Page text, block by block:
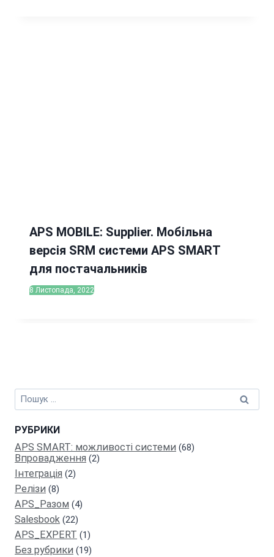
APS MOBILE: Supplier. Мобільна
версія SRM системи APS SMART
для постачальників
8 Листопада, 2022
Пошук:
РУБРИКИ
APS SMART: можливості системи (68)
Впровадження (2)
Інтеграція (2)
Релiзи (8)
APS_Разом (4)
Salesbook (22)
АPS_EXPERT (1)
Без рубрики (19)